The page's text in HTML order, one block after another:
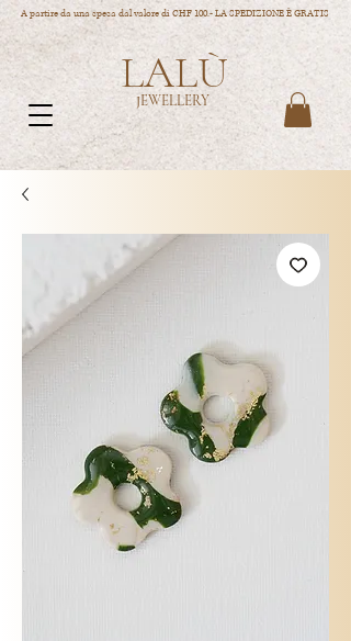
A partire da una spesa dal valore di CHF 100.- LA SPEDIZIONE È GRATIS
LALÙ
JEWELLERY